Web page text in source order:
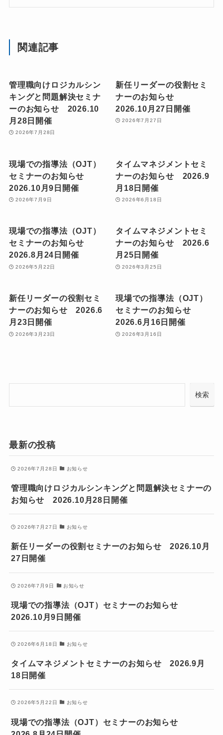
関連記事
管理職向けロジカルシン
キングと問題解決セミナ
ーのお知らせ 2026.10
月28日開催
2026年7月28日
新任リーダーの役割セミ
ナーのお知らせ
2026.10月27日開催
2026年7月27日
現場での指導法（OJT）
セミナーのお知らせ
2026.10月9日開催
2026年7月9日
タイムマネジメントセミ
ナーのお知らせ 2026.9
月18日開催
2026年6月18日
現場での指導法（OJT）
セミナーのお知らせ
2026.8月24日開催
2026年5月22日
タイムマネジメントセミ
ナーのお知らせ 2026.6
月25日開催
2026年3月25日
新任リーダーの役割セミ
ナーのお知らせ 2026.6
月23日開催
2026年3月23日
現場での指導法（OJT）
セミナーのお知らせ
2026.6月16日開催
2026年3月16日
索
検索
最新の投稿
2026年7月28日 お知らせ
管理職向けロジカルシンキングと問題解決セミナーの
お知らせ 2026.10月28日開催
2026年7月27日 お知らせ
新任リーダーの役割セミナーのお知らせ 2026.10月
27日開催
2026年7月9日 お知らせ
現場での指導法（OJT）セミナーのお知らせ
2026.10月9日開催
2026年6月18日 お知らせ
タイムマネジメントセミナーのお知らせ 2026.9月
18日開催
2026年5月22日 お知らせ
現場での指導法（OJT）セミナーのお知らせ